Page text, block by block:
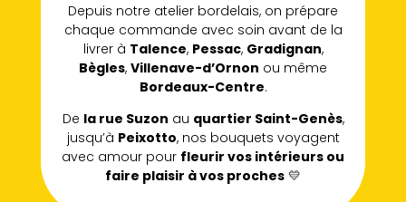
Depuis notre atelier bordelais, on prépare
chaque commande avec soin avant de la
livrer à Talence, Pessac, Gradignan,
Bègles, Villenave-d’Ornon ou même
Bordeaux-Centre.
De la rue Suzon au quartier Saint-Genès,
jusqu’à Peixotto, nos bouquets voyagent
avec amour pour fleurir vos intérieurs ou
faire plaisir à vos proches 💛